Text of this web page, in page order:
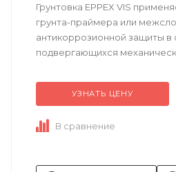
Грунтовка EPPEX VIS
грунта-праймера или
антикоррозионной защиты в
подвергающихся
Техническое описание
УЗНАТЬ ЦЕНУ
В сравнение